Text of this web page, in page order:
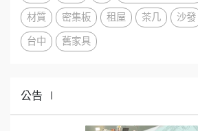
材質 密集板 租屋 茶几 沙發
台中 舊家具
公告 ∣